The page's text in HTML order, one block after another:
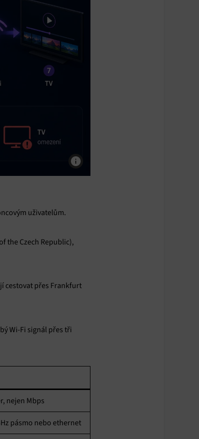
uživatelům.
the Czech Republic),
cestovat přes Frankfurt
Wi-Fi signál přes tři
nejen Mbps
pásmo nebo ethernet